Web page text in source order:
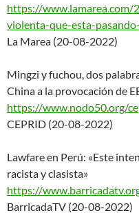
https://www.lamarea.com/
violenta-que-esta-
La Marea (20-08-2022)
Mingzi y fuchou, dos
China a la provocación de
https://www.nodo50.org/
CEPRID (20-08-2022)
Lawfare en Perú: «Este
racista y clasista»
https://
BarricadaTV (20-08-2022)